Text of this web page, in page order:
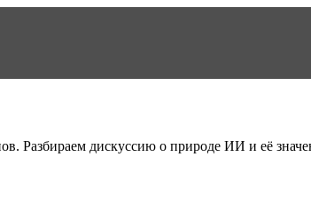
Разбираем дискуссию о природе ИИ и её